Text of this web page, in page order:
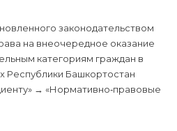
законодательством
на внеочередное оказание
категориям граждан в
Республики Башкортостан
→ «Нормативно‑правовые